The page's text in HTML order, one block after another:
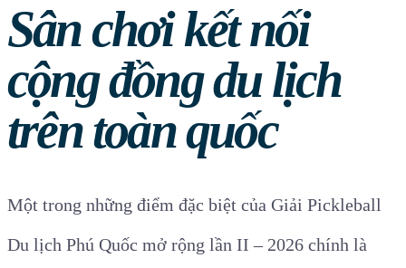
Sân chơi kết nối
cộng đồng du lịch
trên toàn quốc
Một trong những điểm đặc biệt của Giải Pickleball
Du lịch Phú Quốc mở rộng lần II – 2026 chính là